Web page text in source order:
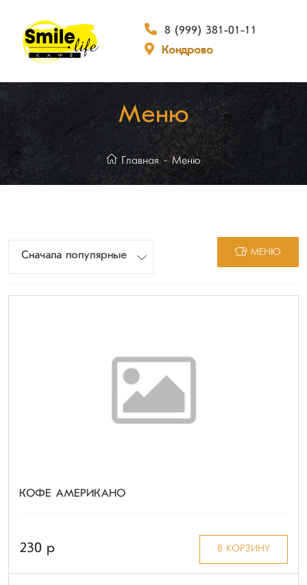
8 (999) 381-01-11
Кондрово
Меню
Главная Меню
Сначала популярные МЕНЮ
КОФЕ АМЕРИКАНО
230 p В КОРЗИНУ